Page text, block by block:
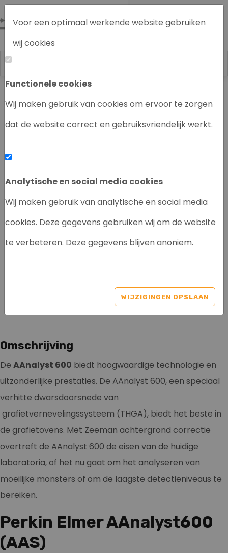
Voor een optimaal werkende website gebruiken
wij cookies
Functionele cookies
Wij maken gebruik van cookies om ervoor te zorgen
dat de website correct en gebruiksvriendelijk werkt.
Analytische en social media cookies
Wij maken gebruik van analytische en social media
cookies. Deze gegevens gebruiken wij om de website
te verbeteren. Deze gegevens blijven anoniem.
WIJZIGINGEN OPSLAAN
Labrecycling Chromatografie instrumenten
‹
AANALYST600
Omschrijving
De AAnalyst 600 biedt hoogwaardige technologie en
uitzonderlijke prestaties. De AAnalyst 600, een speciaal
verhitte dwarsdoorsnede van
grafietvernevelingssysteem (THGA), biedt het beste in
de grafietovens. Met Zeeman achtergrond correctie
overtreft de AAnalyst 600 de eisen van de huidige
laboratoria, of het nu gaat om het analyseren van
moeilijke monsters of om de laagste detectieniveaus te
bereiken.
Perkin Elmer AAnalyst600
(AAS)